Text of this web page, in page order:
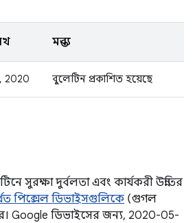
মন্তব্য
2020 বুলেটিন প্রকাশিত হয়েছে
সুরক্ষা দুর্বলতা এবং কার্যকরী উন্নতির
পিক্সেল ডিভাইসগুলিকে (গুগল
Google ডিভাইসের জন্য, 2020-05-